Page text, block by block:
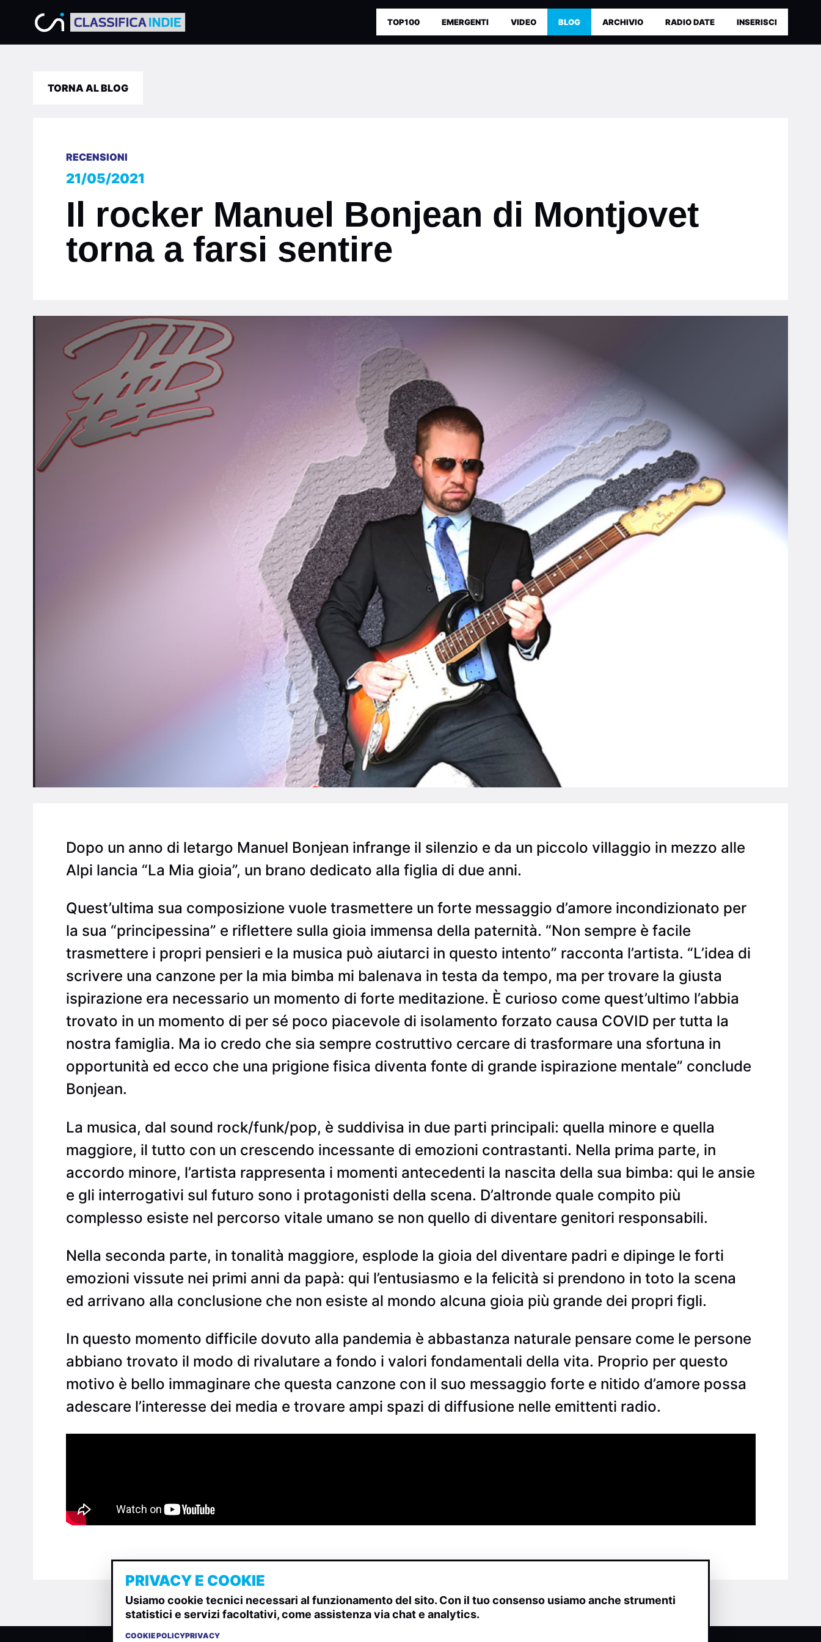
TOP100 EMERGENTI VIDEO BLOG ARCHIVIO RADIO DATE INSERISCI
TORNA AL BLOG
RECENSIONI
21/05/2021
Il rocker Manuel Bonjean di Montjovet
torna a farsi sentire
Dopo un anno di letargo Manuel Bonjean infrange il silenzio e da un piccolo villaggio in mezzo alle
Alpi lancia “La Mia gioia”, un brano dedicato alla figlia di due anni.
Quest’ultima sua composizione vuole trasmettere un forte messaggio d’amore incondizionato per
la sua “principessina” e riflettere sulla gioia immensa della paternità. “Non sempre è facile
trasmettere i propri pensieri e la musica può aiutarci in questo intento” racconta l’artista. “L’idea di
scrivere una canzone per la mia bimba mi balenava in testa da tempo, ma per trovare la giusta
ispirazione era necessario un momento di forte meditazione. È curioso come quest’ultimo l’abbia
trovato in un momento di per sé poco piacevole di isolamento forzato causa COVID per tutta la
nostra famiglia. Ma io credo che sia sempre costruttivo cercare di trasformare una sfortuna in
opportunità ed ecco che una prigione fisica diventa fonte di grande ispirazione mentale” conclude
Bonjean.
La musica, dal sound rock/funk/pop, è suddivisa in due parti principali: quella minore e quella
maggiore, il tutto con un crescendo incessante di emozioni contrastanti. Nella prima parte, in
accordo minore, l’artista rappresenta i momenti antecedenti la nascita della sua bimba: qui le ansie
e gli interrogativi sul futuro sono i protagonisti della scena. D’altronde quale compito più
complesso esiste nel percorso vitale umano se non quello di diventare genitori responsabili.
Nella seconda parte, in tonalità maggiore, esplode la gioia del diventare padri e dipinge le forti
emozioni vissute nei primi anni da papà: qui l’entusiasmo e la felicità si prendono in toto la scena
ed arrivano alla conclusione che non esiste al mondo alcuna gioia più grande dei propri figli.
In questo momento difficile dovuto alla pandemia è abbastanza naturale pensare come le persone
abbiano trovato il modo di rivalutare a fondo i valori fondamentali della vita. Proprio per questo
motivo è bello immaginare che questa canzone con il suo messaggio forte e nitido d’amore possa
adescare l’interesse dei media e trovare ampi spazi di diffusione nelle emittenti radio.
PRIVACY E COOKIE
Usiamo cookie tecnici necessari al funzionamento del sito. Con il tuo consenso usiamo anche strumenti
statistici e servizi facoltativi, come assistenza via chat e analytics.
COOKIE POLICYPRIVACY